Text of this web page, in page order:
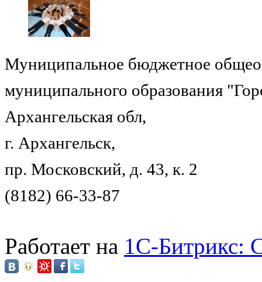
Муниципальное бюджетное
муниципального образования
Архангельская обл,
г. Архангельск,
пр. Московский, д. 43, к. 2
(8182) 66-33-87
Работает на 1C-Битрикс: